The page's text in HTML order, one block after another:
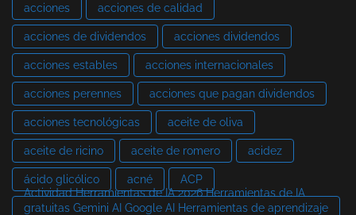
acciones acciones de calidad
acciones de dividendos acciones dividendos
acciones estables acciones internacionales
acciones perennes acciones que pagan dividendos
acciones tecnológicas aceite de oliva
aceite de ricino aceite de romero acidez
ácido glicólico acné
ACP
Actividad Herramientas de IA 2026 Herramientas de IA
gratuitas Gemini AI Google AI Herramientas de aprendizaje